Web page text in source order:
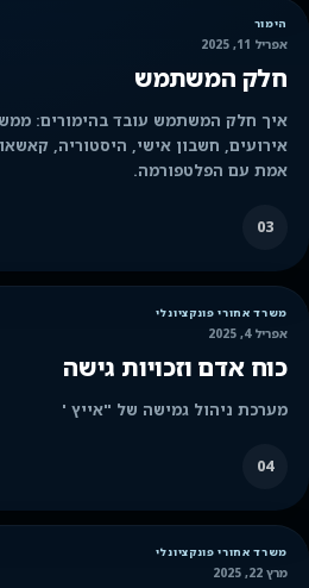
הימור
אפריל 11, 2025
חלק המשתמש
איך חלק המשתמש עובד בהימורים:
אירועים, חשבון אישי, היסטוריה,
אמת עם הפלטפורמה.
03
משרד אחורי פונקציונלי
אפריל 4, 2025
כוח אדם וזכויות גישה
מערכת ניהול גמישה של "אייץ '
04
משרד אחורי פונקציונלי
מרץ 22, 2025